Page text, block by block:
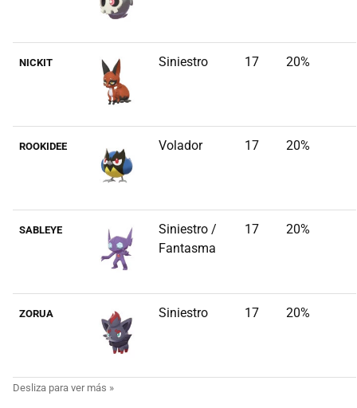
NICKIT Siniestro 17 20%
ROOKIDEE Volador 17 20%
SABLEYE
Siniestro /
Fantasma
17 20%
ZORUA Siniestro 17 20%